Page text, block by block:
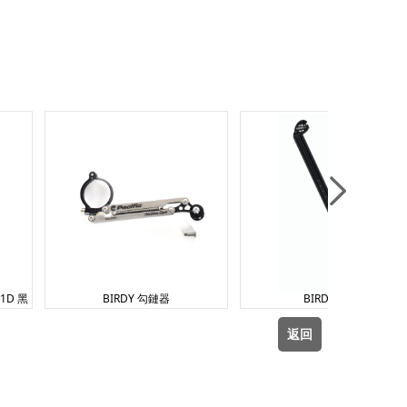
黑 BIRDY 勾鏈器 BIRDY 座桿
返回